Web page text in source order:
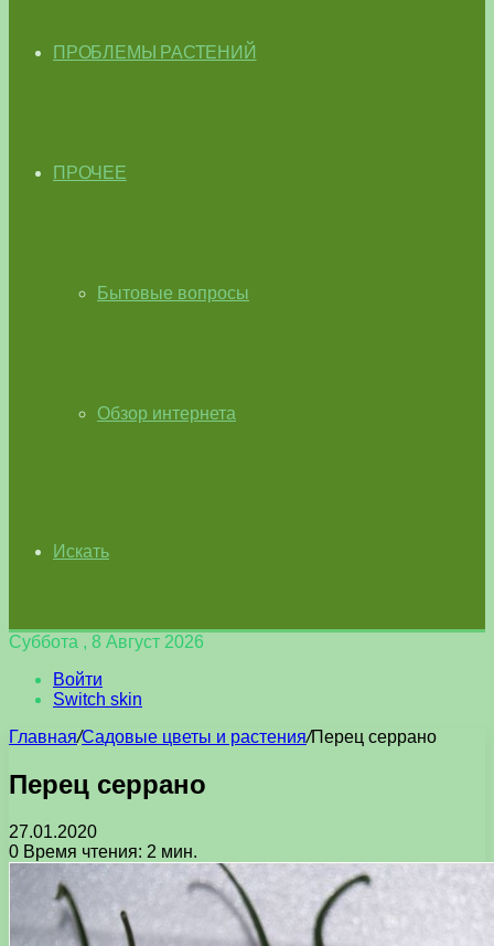
ПРОБЛЕМЫ РАСТЕНИЙ
ПРОЧЕЕ
Бытовые вопросы
Обзор интернета
Искать
Суббота , 8 Август 2026
Войти
Switch skin
Главная/Садовые цветы и растения/Перец серрано
Перец серрано
27.01.2020
0 Время чтения: 2 мин.